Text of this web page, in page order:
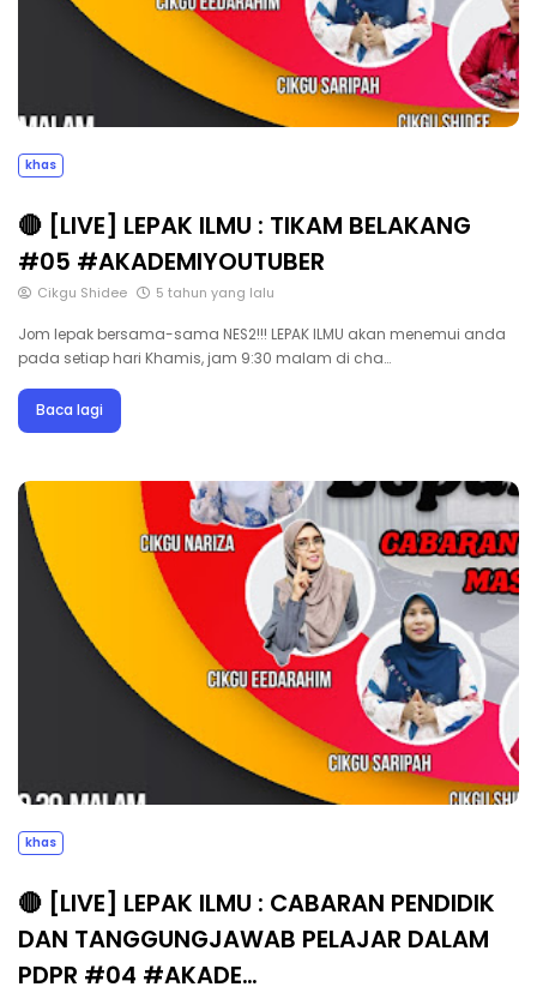
khas
🔴 [LIVE] LEPAK ILMU : TIKAM BELAKANG
#05 #AKADEMIYOUTUBER
Cikgu Shidee 5 tahun yang lalu
Jom lepak bersama-sama NES2!!! LEPAK ILMU akan menemui anda
pada setiap hari Khamis, jam 9:30 malam di cha…
Baca lagi
khas
🔴 [LIVE] LEPAK ILMU : CABARAN PENDIDIK
DAN TANGGUNGJAWAB PELAJAR DALAM
PDPR #04 #AKADE…